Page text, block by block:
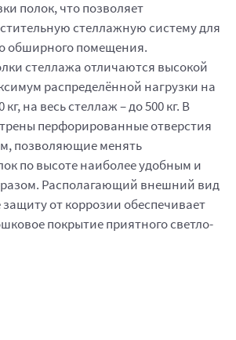
полок, что позволяет
стеллажную систему для
обширного помещения.
стеллажа отличаются высокой
распределённой нагрузки на
на весь стеллаж – до 500 кг. В
перфорированные отверстия
позволяющие менять
по высоте наиболее удобным и
Располагающий внешний вид
от коррозии обеспечивает
покрытие приятного светло-